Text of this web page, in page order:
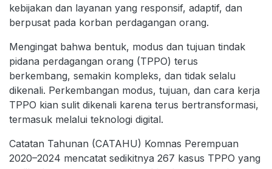
kebijakan dan layanan yang responsif, adaptif, dan
berpusat pada korban perdagangan orang.
Mengingat bahwa bentuk, modus dan tujuan tindak
pidana perdagangan orang (TPPO) terus
berkembang, semakin kompleks, dan tidak selalu
dikenali. Perkembangan modus, tujuan, dan cara kerja
TPPO kian sulit dikenali karena terus bertransformasi,
termasuk melalui teknologi digital.
Catatan Tahunan (CATAHU) Komnas Perempuan
2020–2024 mencatat sedikitnya 267 kasus TPPO yang